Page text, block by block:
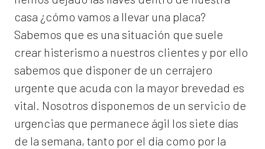
casa ¿cómo vamos a llevar una placa?
Sabemos que es una situación que suele
crear histerismo a nuestros clientes y por ello
sabemos que disponer de un cerrajero
urgente que acuda con la mayor brevedad es
vital. Nosotros disponemos de un servicio de
urgencias que permanece ágil los siete días
de la semana, tanto por el día como por la